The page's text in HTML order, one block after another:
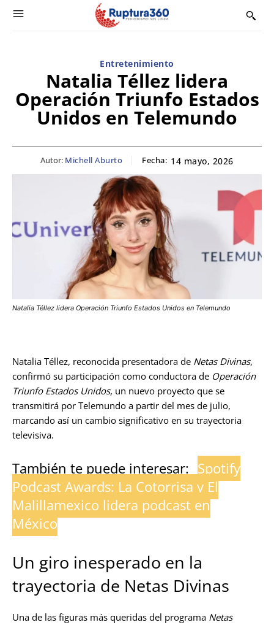
Entretenimiento
Natalia Téllez lidera
Operación Triunfo Estados
Unidos en Telemundo
Autor: Michell Aburto Fecha: 14 mayo, 2026
Natalia Téllez lidera Operación Triunfo Estados Unidos en Telemundo
Natalia Téllez, reconocida presentadora de Netas Divinas,
confirmó su participación como conductora de Operación
Triunfo Estados Unidos, un nuevo proyecto que se
transmitirá por Telemundo a partir del mes de julio,
marcando así un cambio significativo en su trayectoria
televisiva.
También te puede interesar: Spotify
Podcast Awards: La Cotorrisa y El
Malillamexico lidera podcast en
México
Un giro inesperado en la
trayectoria de Netas Divinas
Una de las figuras más queridas del programa Netas